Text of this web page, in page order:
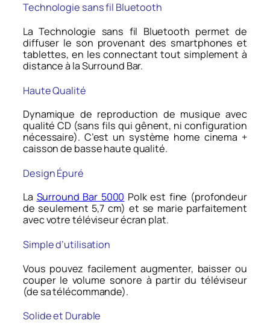
Technologie sans fil Bluetooth
La Technologie sans fil Bluetooth permet de
diffuser le son provenant des smartphones et
tablettes, en les connectant tout simplement à
distance à la Surround Bar.
Haute Qualité
Dynamique de reproduction de musique avec
qualité CD (sans fils qui gênent, ni configuration
nécessaire). C’est un système home cinema +
caisson de basse haute qualité.
DesignÉpuré
La Surround Bar 5000 Polk est fine (profondeur
de seulement 5,7 cm) et se marie parfaitement
avec votre téléviseur écran plat.
Simple d’utilisation
Vous pouvez facilement augmenter, baisser ou
couper le volume sonore à partir du téléviseur
(de sa télécommande).
Solide et Durable